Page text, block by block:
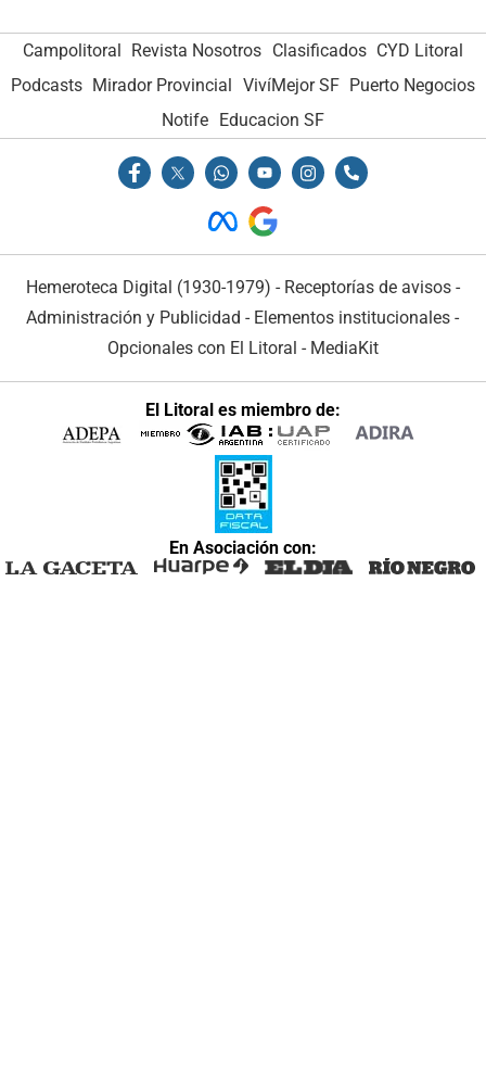
Campolitoral Revista Nosotros Clasificados CYD Litoral
Podcasts Mirador Provincial VivíMejor SF Puerto Negocios
Notife Educacion SF
Hemeroteca Digital (1930-1979) - Receptorías de avisos -
Administración y Publicidad - Elementos institucionales -
Opcionales con El Litoral - MediaKit
El Litoral es miembro de:
En Asociación con: